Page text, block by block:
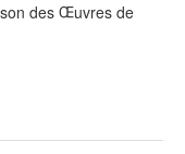
des Œuvres de